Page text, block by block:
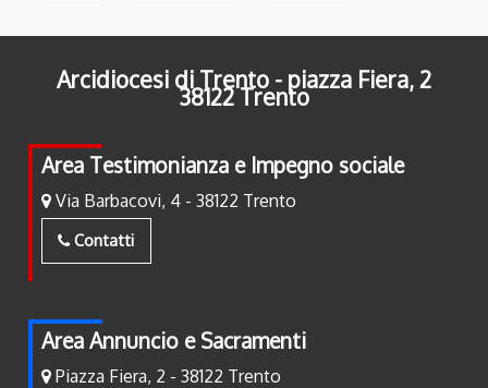
Arcidiocesi di Trento - piazza Fiera, 2
38122 Trento
Area Testimonianza e Impegno sociale
Via Barbacovi, 4 - 38122 Trento
Contatti
Area Annuncio e Sacramenti
Piazza Fiera, 2 - 38122 Trento